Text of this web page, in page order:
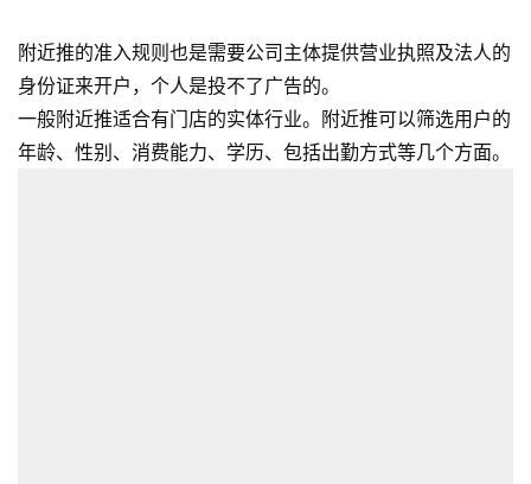
附近推的准入规则也是需要公司主体提供营业执照及法人的
身份证来开户，个人是投不了广告的。
一般附近推适合有门店的实体行业。附近推可以筛选用户的
年龄、性别、消费能力、学历、包括出勤方式等几个方面。